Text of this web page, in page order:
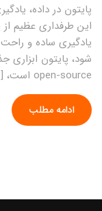
پایتون در داده،
این طرفداری عظیم
یادگیری ساده و
شود، پایتون ابزاری
open-source است، […]
ادامه مطلب